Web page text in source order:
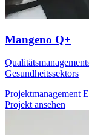
Mangeno Q+
Gesundheitssektors
Projektmanagement
Projekt ansehen